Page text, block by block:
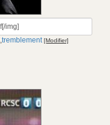
,tremblement [Modifier]